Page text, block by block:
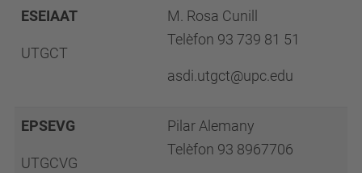
ESEIAAT
UTGCT
M. Rosa Cunill
Telèfon 93 739 81 51
asdi.utgct@upc.edu
EPSEVG
UTGCVG
Pilar Alemany
Telèfon 93 8967706